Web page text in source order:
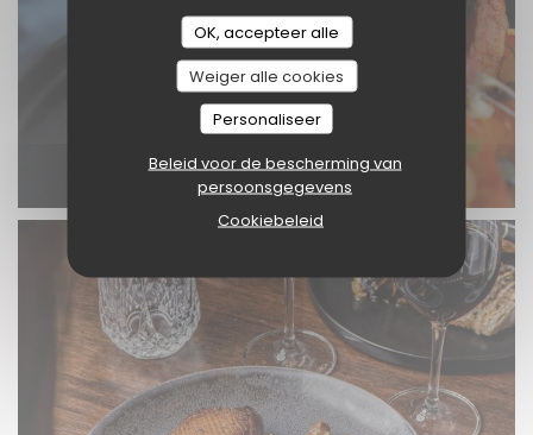
OK, accepteer alle
Weiger alle cookies
Personaliseer
Beleid voor de bescherming van
persoonsgegevens
Cookiebeleid